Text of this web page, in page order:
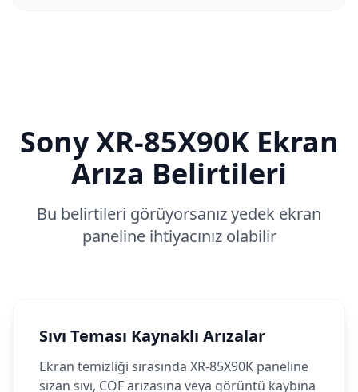
SonyXR-85X90KEkran
Arıza Belirtileri
Bu belirtileri görüyorsanız yedek ekran
paneline ihtiyacınız olabilir
Sıvı Teması Kaynaklı Arızalar
Ekran temizliği sırasında XR-85X90K paneline
sızan sıvı, COF arızasına veya görüntü kaybına